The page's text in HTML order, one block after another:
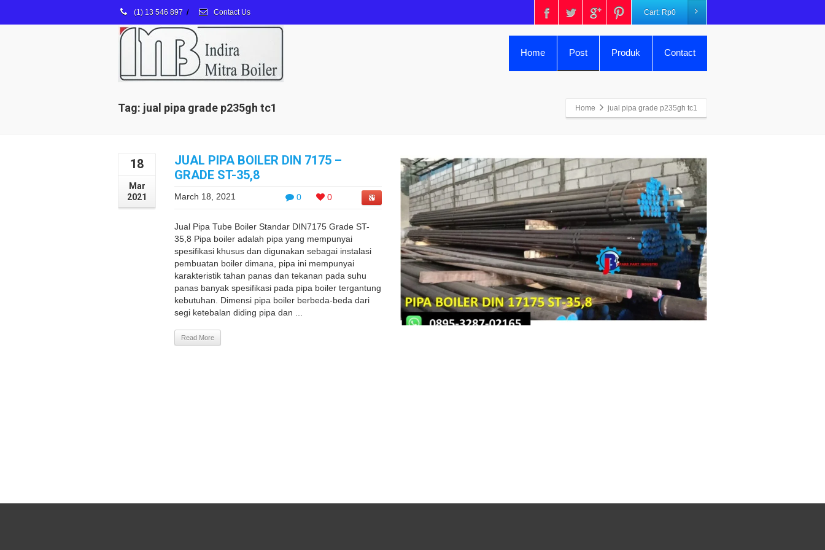
(1) 13 546 897 / Contact Us Cart: Rp0
Home Post Produk Contact
Tag: jual pipa grade p235gh tc1 Home jual pipa grade p235gh tc1
18
Mar
2021
JUAL PIPA BOILER DIN 7175 –
GRADE ST-35,8
0 0
March 18, 2021
Jual Pipa Tube Boiler Standar DIN7175 Grade ST-
35,8 Pipa boiler adalah pipa yang mempunyai
spesifikasi khusus dan digunakan sebagai instalasi
pembuatan boiler dimana, pipa ini mempunyai
karakteristik tahan panas dan tekanan pada suhu
panas banyak spesifikasi pada pipa boiler tergantung
kebutuhan. Dimensi pipa boiler berbeda-beda dari
segi ketebalan diding pipa dan ...
Read More